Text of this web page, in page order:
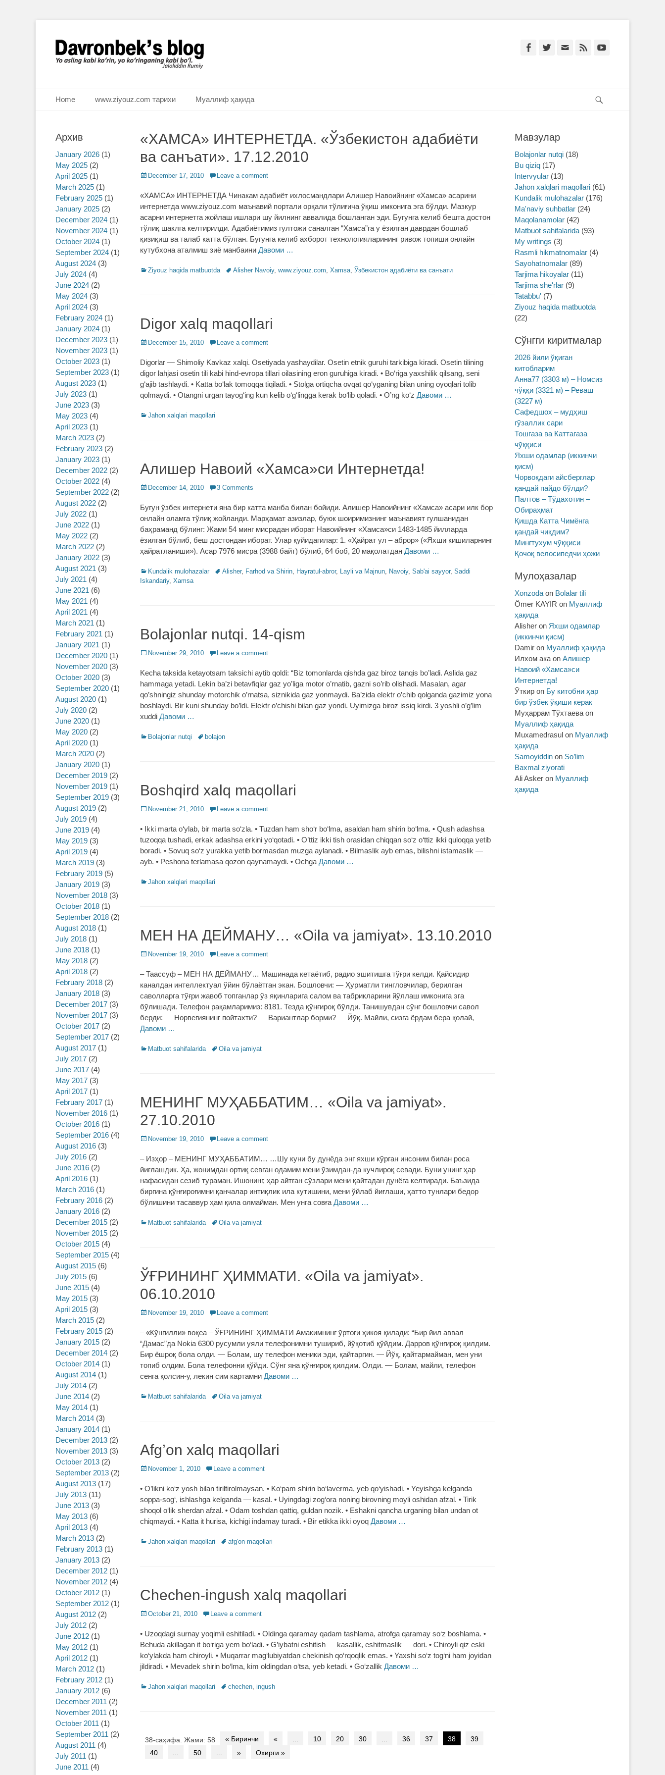
Davronbek's blog
Ё аслинг каби кўрин, ё кўринганинг каби бўл. Ж.Румий Facebook
Twitter Email Feed
Primary Menu
Home www.ziyouz.com тарихи Муаллиф ҳақида
«ХАМСА» ИНТЕРНЕТДА. «Ўзбекистон адабиёти
ва санъати». 17.12.2010
Posted
December 17, 2010 Leave a comment
«ХАМСА» ИНТЕРНЕТДА Чинакам адабиёт ихлосмандлари Алишер Навоийнинг «Хамса» асарини
интернетда www.ziyouz.com маънавий портали орқали тўлиғича ўқиш имконига эга бўлди. Мазкур
асарни интернетга жойлаш ишлари шу йилнинг аввалида бошланган эди. Бугунга келиб бешта достон
тўлиқ шаклга келтирилди. Адабиётимиз гултожи саналган “Хамса”га у ёзилган даврдан бошлаб
қизиқиш ва талаб катта бўлган. Бугунга келиб ахборот технологияларининг ривож топиши онлайн
кутубхона аталмиш зиё манбаини Давоми …
Categories
Ziyouz haqida matbuotda TagsAlisher Navoiy, www.ziyouz.com, Xamsa, Ўзбекистон адабиёти ва санъати
Digor xalq maqollari
Posted
December 15, 2010 Leave a comment
Digorlar ― Shimoliy Kavkaz xalqi. Osetiyada yashaydilar. Osetin etnik guruhi tarkibiga kiradi. Osetin tilining
digor lahjasi osetin tili kabi hind-evropa tillari oilasining eron guruhiga kiradi. • Bo‘riga yaxshilik qilsang, seni
g‘ajib tashlaydi. • Katta bo‘lak tomoqqa tiqiladi. • Stolga ortiqcha ovqat qo‘yganing bilan uning oyoqlari tolib
qolmaydi. • Otangni urgan tayog‘ing kun kelib o‘g‘lingga kerak bo‘lib qoladi. • O’ng ko‘z Давоми …
Categories
Jahon xalqlari maqollari
Алишер Навоий «Хамса»си Интернетда!
Posted
December 14, 2010 3 Comments
Бугун ўзбек интернети яна бир катта манба билан бойиди. Алишер Навоийнинг «Хамса» асари илк бор
онлайн оламга тўлиқ жойланди. Марҳамат азизлар, буюк шоиримизнинг маънавият гулшанидан
баҳраманд бўлинг: Жами 54 минг мисрадан иборат Навоийнинг «Хамса»си 1483-1485 йилларда
ёзилган бўлиб, беш достондан иборат. Улар қуйидагилар: 1. «Ҳайрат ул – аброр» («Яхши кишиларнинг
ҳайратланиши»). Асар 7976 мисра (3988 байт) бўлиб, 64 боб, 20 мақолатдан Давоми …
Categories
Kundalik mulohazalar TagsAlisher, Farhod va Shirin, Hayratul-abror, Layli va Majnun, Navoiy, Sab'ai sayyor, Saddi
Iskandariy, Xamsa
Bolajonlar nutqi. 14-qism
Posted
November 29, 2010 Leave a comment
Kecha taksida ketayotsam taksichi aytib qoldi: “Biz tomonlarda qishda gaz biroz tanqis bo’ladi. Aslida gaz
hammaga yetadi. Lekin ba’zi betavfiqlar gaz yo’liga motor o’rnatib, gazni so’rib olishadi. Masalan, agar
qo’shningiz shunday motorchik o’rnatsa, siznikida gaz yonmaydi. Ba’zida elektr o’chib qolganda gazimiz yona
boshlaydi. Bir kuni shunday bo’ldi. Elektr o’chishi bilan gaz yondi. Uyimizga biroz issiq kirdi. 3 yoshli o’g’lim
xuddi Давоми …
Categories
Bolajonlar nutqi Tagsbolajon
Boshqird xalq maqollari
Posted
November 21, 2010 Leave a comment
• Ikki marta o‘ylab, bir marta so‘zla. • Tuzdan ham sho‘r bo‘lma, asaldan ham shirin bo‘lma. • Qush adashsa
tuzoqqa tushadi, erkak adashsa erkini yo‘qotadi. • O’ttiz ikki tish orasidan chiqqan so‘z o‘ttiz ikki quloqqa yetib
boradi. • Sovuq so‘z yurakka yetib bormasdan muzga aylanadi. • Bilmaslik ayb emas, bilishni istamaslik ―
ayb. • Peshona terlamasa qozon qaynamaydi. • Ochga Давоми …
Categories
Jahon xalqlari maqollari
МЕН НА ДЕЙМАНУ… «Oila va jamiyat». 13.10.2010
Posted
November 19, 2010 Leave a comment
– Таассуф – МЕН НА ДЕЙМАНУ… Машинада кетаётиб, радио эшитишга тўғри келди. Қайсидир
каналдан интеллектуал ўйин бўлаётган экан. Бошловчи: — Ҳурматли тингловчилар, берилган
саволларга тўғри жавоб топганлар ўз яқинларига салом ва табрикларини йўллаш имконига эга
бўлишади. Телефон рақамларимиз: 8181. Тезда қўнғироқ бўлди. Танишувдан сўнг бошловчи савол
берди: — Норвегиянинг пойтахти? — Вариантлар борми? — Йўқ. Майли, сизга ёрдам бера қолай,
Давоми …
Categories
Matbuot sahifalarida TagsOila va jamiyat
МЕНИНГ МУҲАББАТИМ… «Oila va jamiyat».
27.10.2010
Posted
November 19, 2010 Leave a comment
– Изҳор – МЕНИНГ МУҲАББАТИМ… …Шу куни бу дунёда энг яхши кўрган инсоним билан роса
йиғлашдик. Ҳа, жонимдан ортиқ севган одамим мени ўзимдан-да кучлироқ севади. Буни унинг ҳар
нафасидан сезиб тураман. Ишонинг, ҳар айтган сўзлари мени қайтадан дунёга келтиради. Баъзида
биргина қўнғироғимни қанчалар интиқлик ила кутишини, мени ўйлаб йиғлаши, ҳатто тунлари бедор
бўлишини тасаввур ҳам қила олмайман. Мен унга совға Давоми …
Categories
Matbuot sahifalarida TagsOila va jamiyat
ЎҒРИНИНГ ҲИММАТИ. «Oila va jamiyat».
06.10.2010
Posted
November 19, 2010 Leave a comment
– «Кўнгилли» воқеа – ЎҒРИНИНГ ҲИММАТИ Амакимнинг ўртоғи ҳикоя қилади: “Бир йил аввал
“Дамас”да Nokia 6300 русумли уяли телефонимни тушириб, йўқотиб қўйдим. Дарров қўнғироқ қилдим.
Бир ёшроқ бола олди. — Болам, шу телефон меники эди, қайтаргин. — Йўқ, қайтармайман, мен уни
топиб олдим. Бола телефонни қўйди. Сўнг яна қўнғироқ қилдим. Олди. — Болам, майли, телефон
сенга қолсин-у, лекин сим картамни Давоми …
Categories
Matbuot sahifalarida TagsOila va jamiyat
Afg’on xalq maqollari
Posted
November 1, 2010 Leave a comment
• O’likni ko‘z yosh bilan tiriltirolmaysan. • Ko‘pam shirin bo‘laverma, yeb qo‘yishadi. • Yeyishga kelganda
soppa-sog‘, ishlashga kelganda ― kasal. • Uyingdagi zog‘ora noning birovning moyli oshidan afzal. • Tirik
shoqol o‘lik sherdan afzal. • Odam toshdan qattiq, guldan nozik. • Eshakni qancha urganing bilan undan ot
chiqmaydi. • Katta it hurisa, kichigi indamay turadi. • Bir etikka ikki oyoq Давоми …
Categories
Jahon xalqlari maqollari Tagsafg'on maqollari
Chechen-ingush xalq maqollari
Posted
October 21, 2010 Leave a comment
• Uzoqdagi surnay yoqimli eshitiladi. • Oldinga qaramay qadam tashlama, atrofga qaramay so‘z boshlama. •
Behuda akillagan it bo‘riga yem bo‘ladi. • G’iybatni eshitish ― kasallik, eshitmaslik ― dori. • Chiroyli qiz eski
ko‘ylakda ham chiroyli. • Muqarrar mag‘lubiyatdan chekinish qo‘rqoqlik emas. • Yaxshi so‘z tog‘ni ham joyidan
jildiradi. • Mevadek shirin bo‘lma, kim oldingdan o‘tsa, yeb ketadi. • Go‘zallik Давоми …
Categories
Jahon xalqlari maqollari Tagschechen, ingush
Post
navigation
38-саҳифа. Жами: 58 « Биринчи « 10 20 30 36 37 38
39
40
50 » Охирги »
Мавзулар
Bolajonlar nutqi (18)
Bu qiziq (17)
Intervyular (13)
Jahon xalqlari maqollari (61)
Kundalik mulohazalar (176)
Ma'naviy suhbatlar (24)
Maqolanamolar (42)
Matbuot sahifalarida (93)
My writings (3)
Rasmli hikmatnomalar (4)
Sayohatnomalar (89)
Tarjima hikoyalar (11)
Tarjima she'rlar (9)
Tatabbu' (7)
Ziyouz haqida matbuotda
(22)
Сўнгги киритмалар
2026 йили ўқиган
китобларим
Анна77 (3303 м) – Номсиз
чўққи (3321 м) – Реваш
(3227 м)
Сафедшох – мудҳиш
гўзаллик сари
Тошгаза ва Каттагаза
чўққиси
Яхши одамлар (иккинчи
қисм)
Чорвоқдаги айсберглар
қандай пайдо бўлди?
Палтов – Тўдахотин –
Обираҳмат
Қишда Катта Чимёнга
қандай чиқдим?
Мингтухум чўққиси
Қочоқ велосипедчи ҳожи
Мулоҳазалар
Xonzoda on Bolalar tili
Ömer KAYIR on Муаллиф
ҳақида
Alisher on Яхши одамлар
(иккинчи қисм)
Damir on Муаллиф ҳақида
Илхом ака on Алишер
Навоий «Хамса»си
Интернетда!
Ўткир on Бу китобни ҳар
бир ўзбек ўқиши керак
Муҳаррам Тўхтаева on
Муаллиф ҳақида
Muxamedrasul on Муаллиф
ҳақида
Samoyiddin on So’lim
Baxmal ziyorati
Ali Asker on Муаллиф
ҳақида
Архив
January 2026 (1)
May 2025 (2)
April 2025 (1)
March 2025 (1)
February 2025 (1)
January 2025 (2)
December 2024 (1)
November 2024 (1)
October 2024 (1)
September 2024 (1)
August 2024 (3)
July 2024 (4)
June 2024 (2)
May 2024 (3)
April 2024 (3)
February 2024 (1)
January 2024 (1)
December 2023 (1)
November 2023 (1)
October 2023 (1)
September 2023 (1)
August 2023 (1)
July 2023 (1)
June 2023 (3)
May 2023 (4)
April 2023 (1)
March 2023 (2)
February 2023 (2)
January 2023 (1)
December 2022 (2)
October 2022 (4)
September 2022 (2)
August 2022 (2)
July 2022 (1)
June 2022 (1)
May 2022 (2)
March 2022 (2)
January 2022 (3)
August 2021 (3)
July 2021 (4)
June 2021 (6)
May 2021 (4)
April 2021 (4)
March 2021 (1)
February 2021 (1)
January 2021 (1)
December 2020 (1)
November 2020 (3)
October 2020 (3)
September 2020 (1)
August 2020 (1)
July 2020 (2)
June 2020 (1)
May 2020 (2)
April 2020 (1)
March 2020 (2)
January 2020 (1)
December 2019 (2)
November 2019 (1)
September 2019 (3)
August 2019 (2)
July 2019 (4)
June 2019 (4)
May 2019 (3)
April 2019 (4)
March 2019 (3)
February 2019 (5)
January 2019 (3)
November 2018 (3)
October 2018 (1)
September 2018 (2)
August 2018 (1)
July 2018 (1)
June 2018 (1)
May 2018 (2)
April 2018 (2)
February 2018 (2)
January 2018 (3)
December 2017 (3)
November 2017 (3)
October 2017 (2)
September 2017 (2)
August 2017 (1)
July 2017 (2)
June 2017 (4)
May 2017 (3)
April 2017 (1)
February 2017 (1)
November 2016 (1)
October 2016 (1)
September 2016 (4)
August 2016 (3)
July 2016 (2)
June 2016 (2)
April 2016 (1)
March 2016 (1)
February 2016 (2)
January 2016 (2)
December 2015 (2)
November 2015 (2)
October 2015 (4)
September 2015 (4)
August 2015 (6)
July 2015 (6)
June 2015 (4)
May 2015 (3)
April 2015 (3)
March 2015 (2)
February 2015 (2)
January 2015 (2)
December 2014 (2)
October 2014 (1)
August 2014 (1)
July 2014 (2)
June 2014 (2)
May 2014 (1)
March 2014 (3)
January 2014 (1)
December 2013 (2)
November 2013 (3)
October 2013 (2)
September 2013 (2)
August 2013 (17)
July 2013 (11)
June 2013 (3)
May 2013 (6)
April 2013 (4)
March 2013 (2)
February 2013 (1)
January 2013 (2)
December 2012 (1)
November 2012 (4)
October 2012 (1)
September 2012 (1)
August 2012 (2)
July 2012 (2)
June 2012 (1)
May 2012 (1)
April 2012 (1)
March 2012 (1)
February 2012 (1)
January 2012 (6)
December 2011 (2)
November 2011 (1)
October 2011 (1)
September 2011 (2)
August 2011 (4)
July 2011 (1)
June 2011 (4)